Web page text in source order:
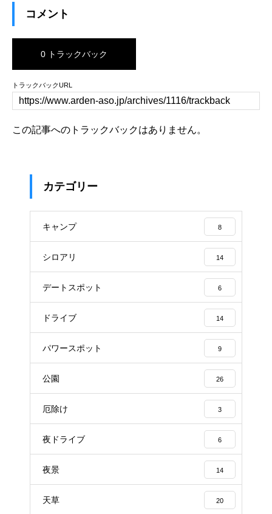
コメント
0 トラックバック
トラックバックURL
この記事へのトラックバックはありません。
カテゴリー
キャンプ 8
シロアリ 14
デートスポット 6
ドライブ 14
パワースポット 9
公園 26
厄除け 3
夜ドライブ 6
夜景 14
天草 20